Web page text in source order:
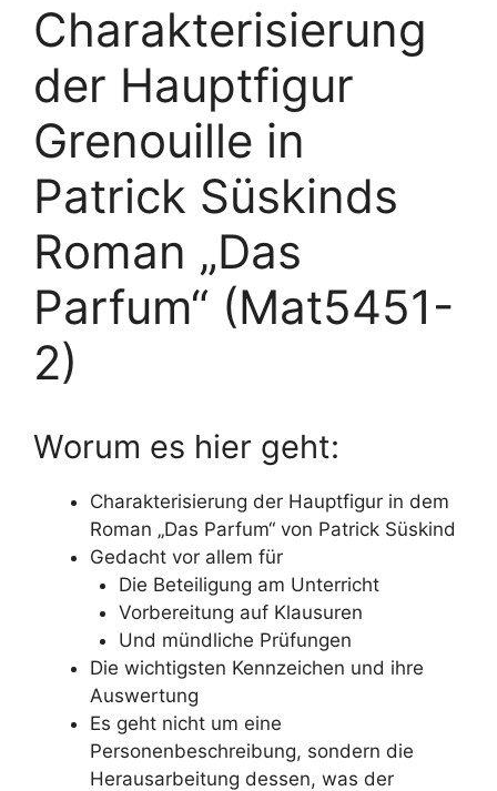
Charakterisierung
der Hauptfigur
Grenouille in
Patrick Süskinds
Roman „Das
Parfum“ (Mat5451-
2)
Worum es hier geht:
Charakterisierung der Hauptfigur in dem
Roman „Das Parfum“ von Patrick Süskind
Gedacht vor allem für
Die Beteiligung am Unterricht
Vorbereitung auf Klausuren
Und mündliche Prüfungen
Die wichtigsten Kennzeichen und ihre
Auswertung
Es geht nicht um eine
Personenbeschreibung, sondern die
Herausarbeitung dessen, was der